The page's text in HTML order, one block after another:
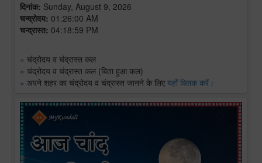
दिनांक: Sunday, August 9, 2026
चन्द्रोदय: 01:26:00 AM
चन्द्रास्त: 04:18:59 PM
» चंद्रोदय व चंद्रास्त कल
» चंद्रोदय व चंद्रास्त कल (बिता हुआ कल)
» अपने शहर का चंद्रोदय व चंद्रास्त जानने के लिए यहाँ क्लिक करें।